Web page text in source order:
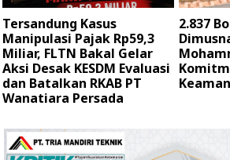
Tersandung Kasus
Manipulasi Pajak Rp59,3
Miliar, FLTN Bakal Gelar
Aksi Desak KESDM Evaluasi
dan Batalkan RKAB PT
Wanatiara Persada ‎
2.837